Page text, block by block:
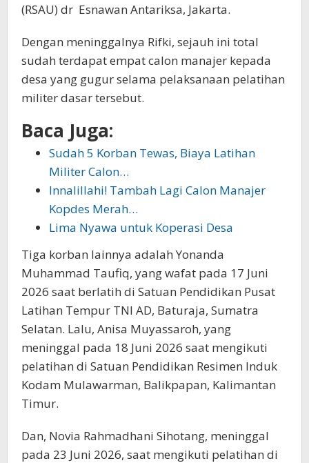
(RSAU) dr Esnawan Antariksa, Jakarta.
Dengan meninggalnya Rifki, sejauh ini total
sudah terdapat empat calon manajer kepada
desa yang gugur selama pelaksanaan pelatihan
militer dasar tersebut.
Baca Juga:
Sudah 5 Korban Tewas, Biaya Latihan
Militer Calon…
Innalillahi! Tambah Lagi Calon Manajer
Kopdes Merah…
Lima Nyawa untuk Koperasi Desa
Tiga korban lainnya adalah Yonanda
Muhammad Taufiq, yang wafat pada 17 Juni
2026 saat berlatih di Satuan Pendidikan Pusat
Latihan Tempur TNI AD, Baturaja, Sumatra
Selatan. Lalu, Anisa Muyassaroh, yang
meninggal pada 18 Juni 2026 saat mengikuti
pelatihan di Satuan Pendidikan Resimen Induk
Kodam Mulawarman, Balikpapan, Kalimantan
Timur.
Dan, Novia Rahmadhani Sihotang, meninggal
pada 23 Juni 2026, saat mengikuti pelatihan di